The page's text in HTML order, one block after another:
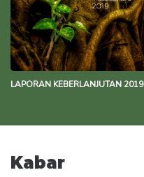
LAPORAN KEBERLANJUTAN 2019
Kabar